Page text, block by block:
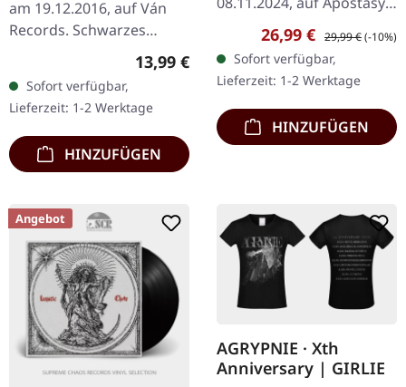
am 19.12.2016, auf Ván
Records. Schwarzes
einseitiges Vinyl. Goath
liefern ein vernichtendes
Debüt ab, das sich
anfühlt…
Regulärer Preis:
13,99 €
Sofort verfügbar,
Lieferzeit: 1-2 Werktage
HINZUFÜGEN
Records. Schwarzes Vinyl
im Gatefold Cover. Nach
einer 11-jährigen Pause
seit ihrem letzten…
Verkaufspreis:
26,99 € Regulärer Preis:
29,99 €(-10%)
Sofort verfügbar,
Lieferzeit: 1-2 Werktage
HINZUFÜGEN
Angebot
AGRYPNIE · Xth
Anniversary | GIRLIE